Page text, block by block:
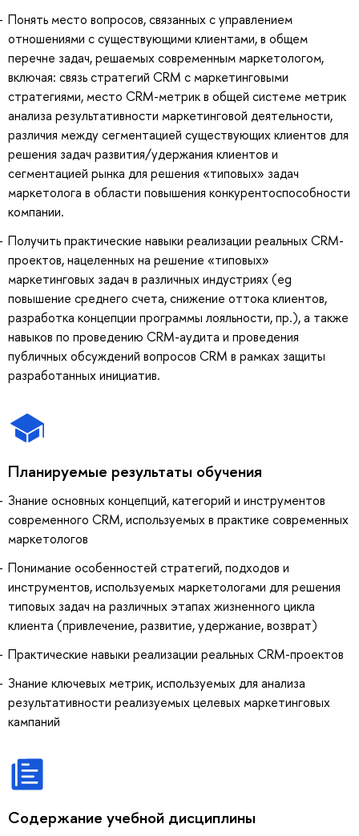
Понять место вопросов, связанных с управлением
отношениями с существующими клиентами, в общем
перечне задач, решаемых современным маркетологом,
включая: связь стратегий CRM с маркетинговыми
стратегиями, место CRM-метрик в общей системе метрик
анализа результативности маркетинговой деятельности,
различия между сегментацией существующих клиентов для
решения задач развития/удержания клиентов и
сегментацией рынка для решения «типовых» задач
маркетолога в области повышения конкурентоспособности
компании.
Получить практические навыки реализации реальных CRM-
проектов, нацеленных на решение «типовых»
маркетинговых задач в различных индустриях (eg
повышение среднего счета, снижение оттока клиентов,
разработка концепции программы лояльности, пр.), а также
навыков по проведению CRM-аудита и проведения
публичных обсуждений вопросов CRM в рамках защиты
разработанных инициатив.
Планируемые результаты обучения
Знание основных концепций, категорий и инструментов
современного CRM, используемых в практике современных
маркетологов
Понимание особенностей стратегий, подходов и
инструментов, используемых маркетологами для решения
типовых задач на различных этапах жизненного цикла
клиента (привлечение, развитие, удержание, возврат)
Практические навыки реализации реальных CRM-проектов
Знание ключевых метрик, используемых для анализа
результативности реализуемых целевых маркетинговых
кампаний
Содержание учебной дисциплины